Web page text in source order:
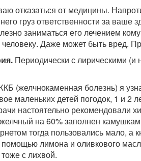
отказаться от медицины.
груз ответственности за ваше
заниматься его лечением
человеку. Даже может быть вред.
Периодически с лирическими (и
(желчнокаменная болезнь) я
маленьких детей погодок, 1 и 2
настоятельно рекомендовали
на 60% заполнен
тогда пользовались мало,
лимона и оливкового
с лихвой.